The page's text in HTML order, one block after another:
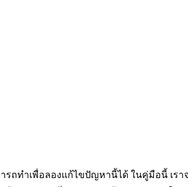
ถทำเพื่อลองแก้ไขปัญหานี้ได้ ในคู่มือนี้ เราจ